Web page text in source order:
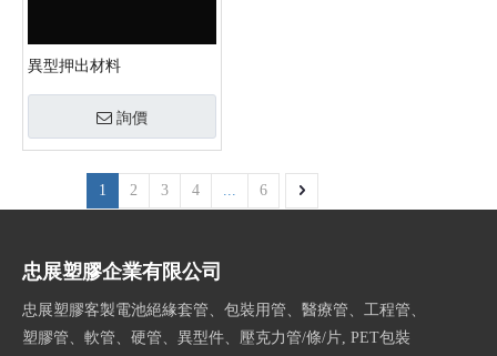
異型押出材料
詢價
1 2 3 4 ... 6
忠展塑膠企業有限公司
忠展塑膠客製電池絕緣套管、包裝用管、醫療管、工程管、
塑膠管、軟管、硬管、異型件、壓克力管/條/片, PET包裝